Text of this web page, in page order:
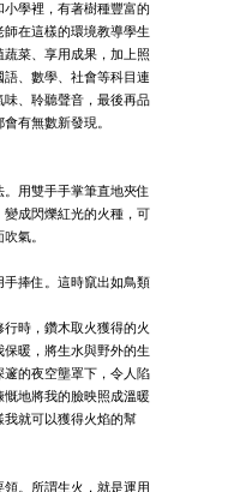
學裡，有著樹種豐富的
在這樣的環境教導學生
蔬菜、享用成果，加上照
、數學、社會等科目連
、聆聽聲音，最後再品
有無數新發現。
用雙手手掌筆直地夾住
成閃爍紅光的火種，可
氣。
捧住。這時竄出如鳥類
時，鑽木取火獲得的火
暖，將生水與野外的生
的夜空壟罩下，令人陷
地將我的臉映照成溫暖
就可以獲得火焰的幫
。所謂生火，就是運用